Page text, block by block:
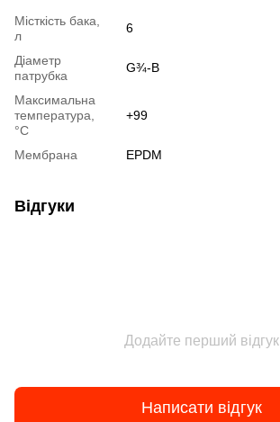
Місткість бака,
л
6
Діаметр
патрубка
G¾-B
Максимальна
температура,
°С
+99
Мембрана EPDM
Відгуки
Додайте перший відгук
Написати відгук